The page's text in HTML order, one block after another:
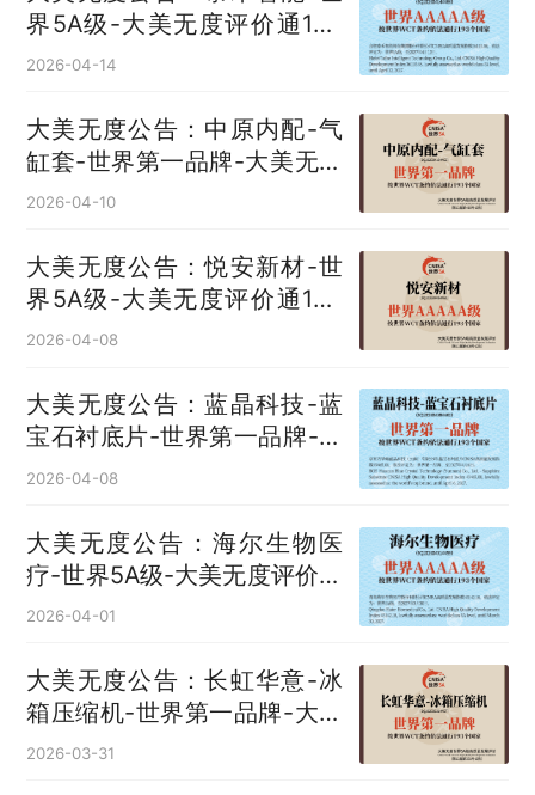
界5A级-大美无度评价通193
国
2026-04-14
大美无度公告：中原内配-气
缸套‌-世界第一品牌-大美无度
评价通193国
2026-04-10
大美无度公告：悦安新材-世
界5A级-大美无度评价通193
国
2026-04-08
大美无度公告：蓝晶科技-蓝
宝石衬底片‌-世界第一品牌-大
美无度评价通193国
2026-04-08
大美无度公告：海尔生物医
疗-世界5A级-大美无度评价通
193国
2026-04-01
大美无度公告：长虹华意-冰
箱压缩机‌-世界第一品牌-大美
无度评价通193国
2026-03-31